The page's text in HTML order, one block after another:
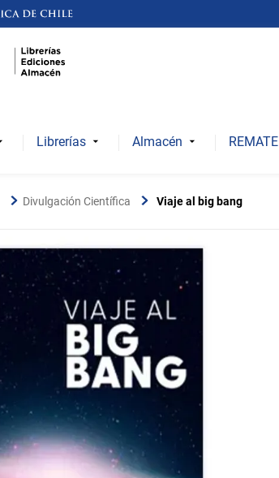
Librerías Almacén REMATE
Divulgación Científica Viaje al big bang